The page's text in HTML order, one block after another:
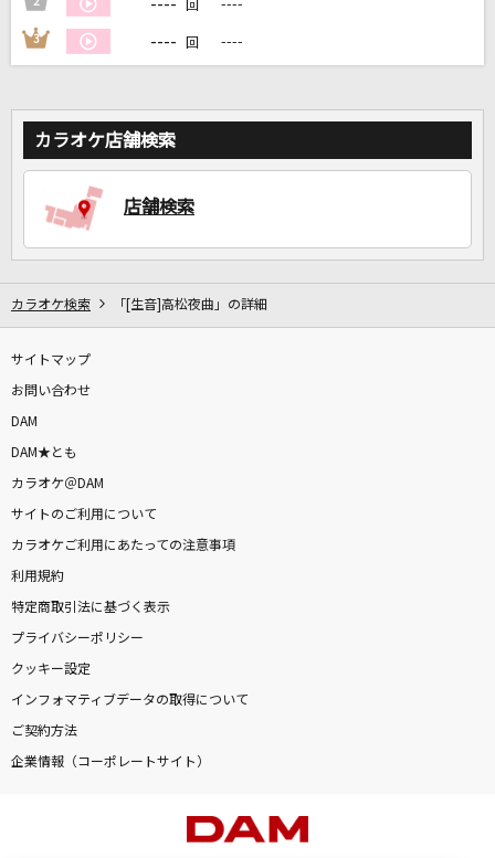
---- 回 ----
3 ---- 回 ----
カラオケ店舗検索
店舗検索
カラオケ検索 「[生音]高松夜曲」の詳細
サイトマップ
お問い合わせ
DAM
DAM★とも
カラオケ＠DAM
サイトのご利用について
カラオケご利用にあたっての注意事項
利用規約
特定商取引法に基づく表示
プライバシーポリシー
クッキー設定
インフォマティブデータの取得について
ご契約方法
企業情報（コーポレートサイト）